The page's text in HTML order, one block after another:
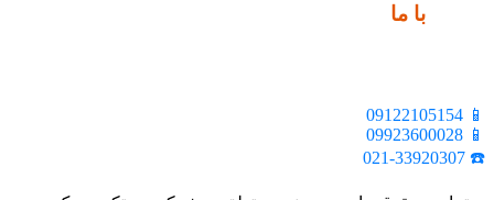
با ما
📱 09122105154
📱 09923600028
☎️ 021-33920307